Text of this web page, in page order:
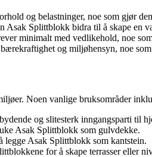
og belastninger, noe som gjør
Asak Splittblokk bidra til å skape en
minimalt med vedlikehold, noe
og miljøhensyn, noe
Noen vanlige bruksområder
og slitesterk inngangsparti til
Asak Splittblokk som gulvdekke.
legge Asak Splittblokk som kantstein.
for å skape terrasser eller